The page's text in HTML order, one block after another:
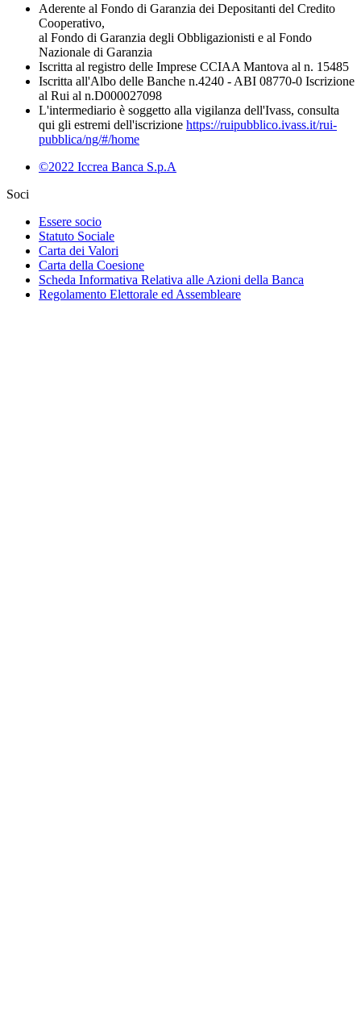
Aderente al Fondo di Garanzia dei Depositanti del Credito
Cooperativo,
al Fondo di Garanzia degli Obbligazionisti e al Fondo
Nazionale di Garanzia
Iscritta al registro delle Imprese CCIAA Mantova al n. 15485
Iscritta all'Albo delle Banche n.4240 - ABI 08770-0 Iscrizione
al Rui al n.D000027098
L'intermediario è soggetto alla vigilanza dell'Ivass, consulta
qui gli estremi dell'iscrizione https://ruipubblico.ivass.it/rui-
pubblica/ng/#/home
©2022 Iccrea Banca S.p.A
Soci
Essere socio
Statuto Sociale
Carta dei Valori
Carta della Coesione
Scheda Informativa Relativa alle Azioni della Banca
Regolamento Elettorale ed Assembleare